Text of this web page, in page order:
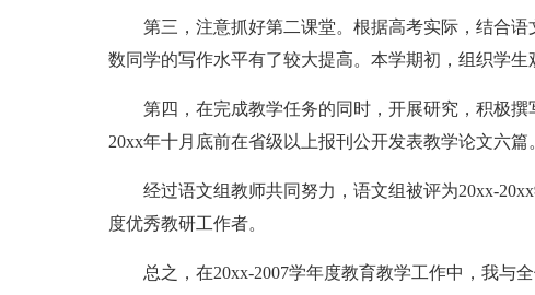
第三，注意抓好第二课堂。根据高考实际，结合
数同学的写作水平有了较大提高。本学期初，组织学生
第四，在完成教学任务的同时，开展研究，积极
20xx年十月底前在省级以上报刊公开发表教学论文六篇。
经过语文组教师共同努力，语文组被评为20xx-
度优秀教研工作者。
总之，在20xx-2007学年度教育教学工作中，我与